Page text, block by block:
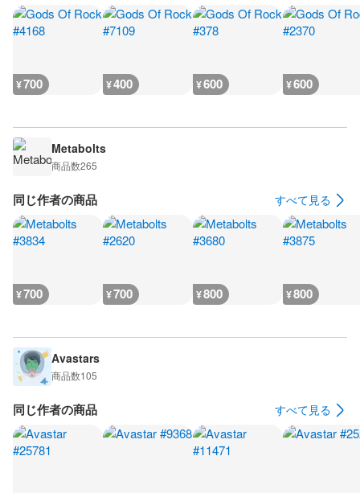
¥700 ¥400 ¥600 ¥600
Metabolts
商品数265
同じ作者の商品 すべて見る
¥700 ¥700 ¥800 ¥800
Avastars
商品数105
同じ作者の商品 すべて見る